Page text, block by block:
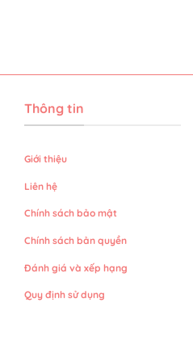
Thông tin
Giới thiệu
Liên hệ
Chính sách bảo mật
Chính sách bản quyền
Đánh giá và xếp hạng
Quy định sử dụng